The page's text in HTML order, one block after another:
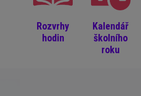
Rozvrhy
hodin
Kalendář
školního
roku